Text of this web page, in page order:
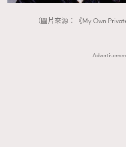
（圖片來源：《My Own